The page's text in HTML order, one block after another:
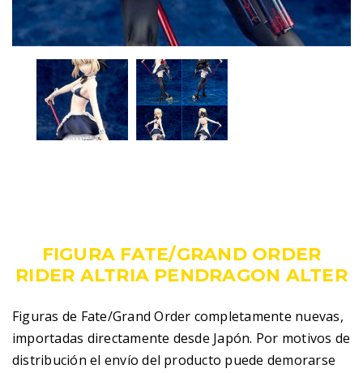
FIGURA FATE/GRAND ORDER
RIDER ALTRIA PENDRAGON ALTER
Figuras de Fate/Grand Order completamente nuevas,
importadas directamente desde Japón. Por motivos de
distribución el envío del producto puede demorarse